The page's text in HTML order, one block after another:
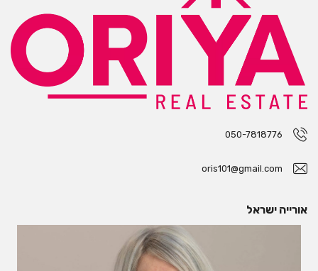
050-7818776
oris101@gmail.com
אורייה ישראל